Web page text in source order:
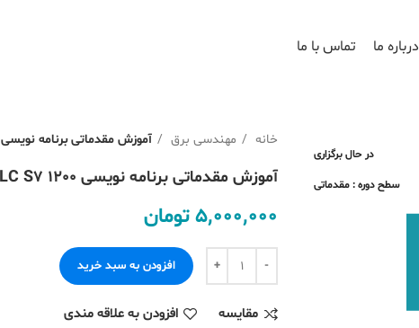
درباره ما تماس با ما
در حال برگزاری
سطح دوره : مقدماتی
خانه مهندسی برق آموزش مقدماتی برنامه نویسی PLC S7 1200
آموزش مقدماتی برنامه نویسی PLC S7 1200
5,000,000تومان
افزودن به سبد خرید
مقایسه افزودن به علاقه مندی